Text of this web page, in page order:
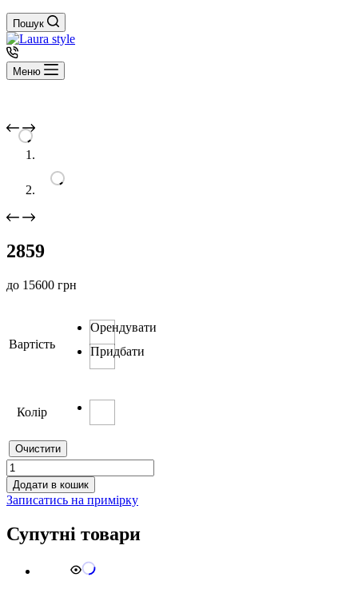
Пошук
Меню
2859
до 15600 грн
Вартість
Орендувати
Придбати
Колір
Очистити
2859
кількість
Додати в кошик
Записатись на примірку
Супутні товари